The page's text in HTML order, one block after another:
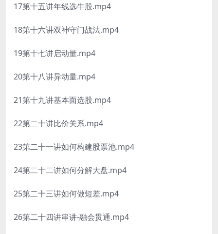
17第十五讲年线选牛股.mp4
18第十六讲双神守门战法.mp4
19第十七讲启动量.mp4
20第十八讲异动量.mp4
21第十九讲基本面选股.mp4
22第二十讲比价关系.mp4
23第二十一讲如何构建股票池.mp4
24第二十二讲如何分解大盘.mp4
25第二十三讲如何做短差.mp4
26第二十四讲串讲-融会贯通.mp4